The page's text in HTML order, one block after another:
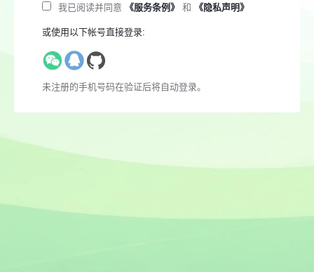
我已阅读并同意 《服务条例》 和 《隐私声明》
或使用以下帐号直接登录:
未注册的手机号码在验证后将自动登录。